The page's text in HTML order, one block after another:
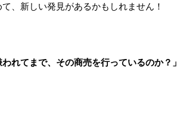
、新しい発見があるかもしれません！
れてまで、その商売を行っているのか？」